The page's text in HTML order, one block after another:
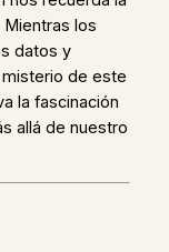
los
datos y
de este
la fascinación
allá de nuestro